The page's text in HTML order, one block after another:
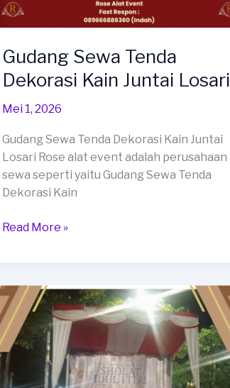
Gudang Sewa Tenda
Dekorasi Kain Juntai Losari
Mei 1, 2026
Gudang Sewa Tenda Dekorasi Kain Juntai
Losari Rose alat event adalah perusahaan
sewa seperti yaitu Gudang Sewa Tenda
Dekorasi Kain
Gudang
Kain
Juntai
Losari
Read More »